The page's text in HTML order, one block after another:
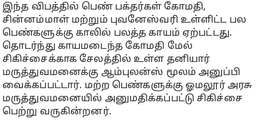
இந்த விபத்தில் பெண் பக்தர்கள் கோமதி,
சின்னம்மாள் மற்றும் புவனேஸ்வரி உள்ளிட்ட பல
பெண்களுக்கு காலில் பலத்த காயம் ஏற்பட்டது.
தொடர்ந்து காயமடைந்த கோமதி மேல்
சிகிச்சைக்காக சேலத்தில் உள்ள தனியார்
மருத்துவமனைக்கு ஆம்புலன்ஸ் மூலம் அனுப்பி
வைக்கப்பட்டார். மற்ற பெண்களுக்கு ஓமலூர் அரசு
மருத்துவமனையில் அனுமதிக்கப்பட்டு சிகிச்சை
பெற்று வருகின்றனர்.